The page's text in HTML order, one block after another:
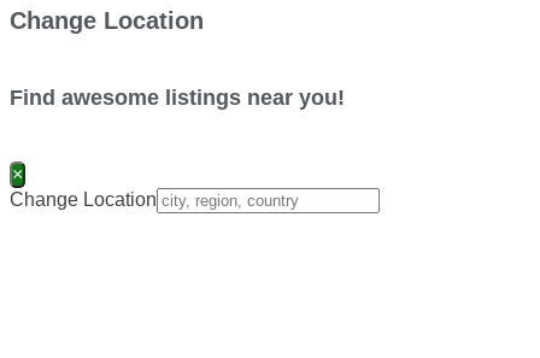
Change Location
Find awesome listings near you!
×
Change Location